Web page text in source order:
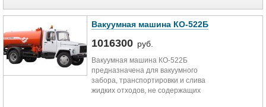
Вакуумная машина КО-522Б
1016300 руб.
Вакуумная машина КО-522Б
предназначена для вакуумного
забора, транспортировки и слива
жидких отходов, не содержащих